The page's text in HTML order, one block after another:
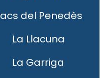
del Penedès
La Llacuna
La Garriga